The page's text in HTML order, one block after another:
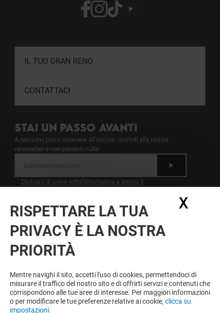
IL TUO GRAN RENO
CONTATTACI
STAI UN PASSO AVANTI
A nessuno piace rimanere all'oscuro. Iscriviti alla nostra
newsletter e non perderti nulla!
Dichiaro di avere letto l'informativa e presto il
A ESSERE FEDELE VINCI SEMPRE
approfittare tutto l'anno di vantaggi, offerte e servizi
esclusivi a GRAN RENO e presso i nostri partner.
Condizioni d'utilizzoNote legali
RISPETTARE LA TUA
PRIVACY È LA NOSTRA
PRIORITÀ
Mentre navighi il sito, accetti l'uso di cookies, permettendoci di
misurare il traffico del nostro sito e di offrirti servizi e contenuti che
corrispondono alle tue aree di interesse. Per maggiori informazioni
o per modificare le tue preferenze relative ai cookie, clicca su
impostazioni.
X